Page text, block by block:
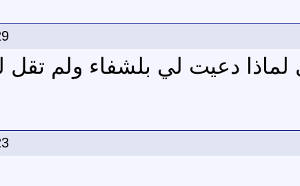
لماذا دعيت لي بلشفاء ولم